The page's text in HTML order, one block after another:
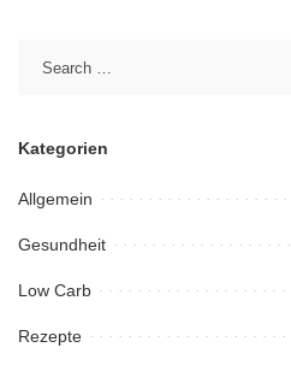
Kategorien
Allgemein
Gesundheit
Low Carb
Rezepte